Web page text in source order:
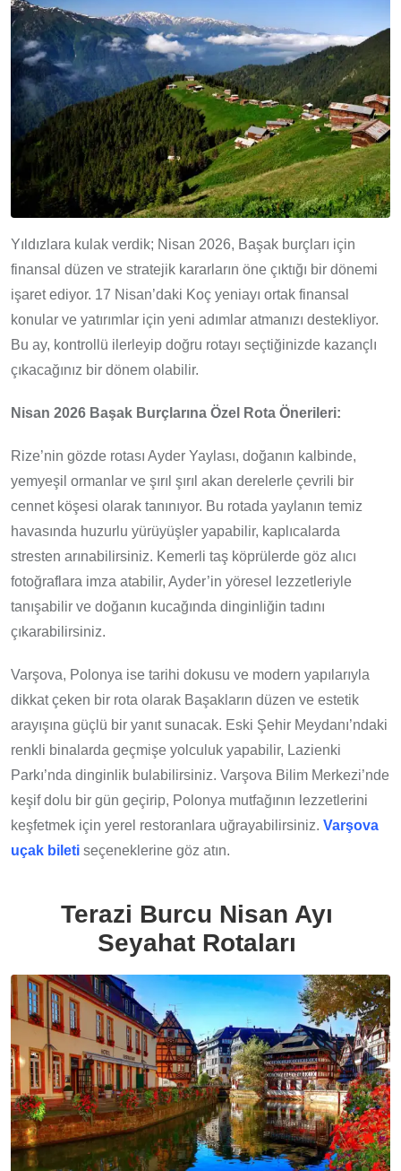
Yıldızlara kulak verdik; Nisan 2026, Başak burçları için
finansal düzen ve stratejik kararların öne çıktığı bir dönemi
işaret ediyor. 17 Nisan’daki Koç yeniayı ortak finansal
konular ve yatırımlar için yeni adımlar atmanızı destekliyor.
Bu ay, kontrollü ilerleyip doğru rotayı seçtiğinizde kazançlı
çıkacağınız bir dönem olabilir.
Nisan 2026 Başak Burçlarına Özel Rota Önerileri:
Rize’nin gözde rotası Ayder Yaylası, doğanın kalbinde,
yemyeşil ormanlar ve şırıl şırıl akan derelerle çevrili bir
cennet köşesi olarak tanınıyor. Bu rotada yaylanın temiz
havasında huzurlu yürüyüşler yapabilir, kaplıcalarda
stresten arınabilirsiniz. Kemerli taş köprülerde göz alıcı
fotoğraflara imza atabilir, Ayder’in yöresel lezzetleriyle
tanışabilir ve doğanın kucağında dinginliğin tadını
çıkarabilirsiniz.
Varşova, Polonya ise tarihi dokusu ve modern yapılarıyla
dikkat çeken bir rota olarak Başakların düzen ve estetik
arayışına güçlü bir yanıt sunacak. Eski Şehir Meydanı’ndaki
renkli binalarda geçmişe yolculuk yapabilir, Lazienki
Parkı’nda dinginlik bulabilirsiniz. Varşova Bilim Merkezi’nde
keşif dolu bir gün geçirip, Polonya mutfağının lezzetlerini
keşfetmek için yerel restoranlara uğrayabilirsiniz. Varşova
uçak bileti seçeneklerine göz atın.
Terazi Burcu Nisan Ayı
Seyahat Rotaları